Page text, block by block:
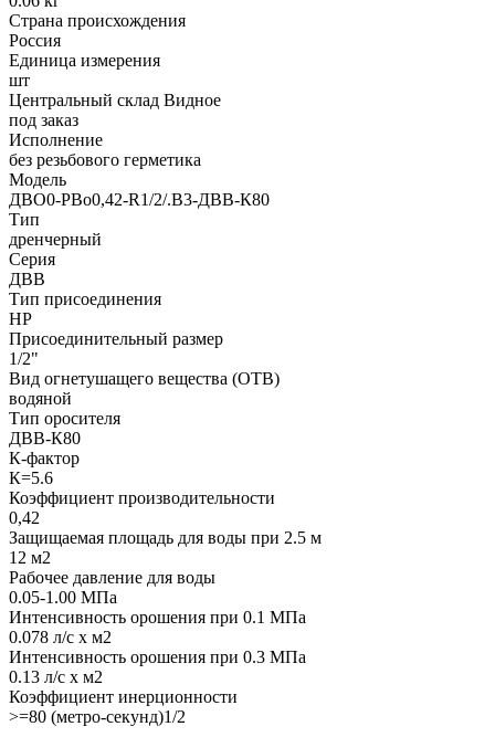
Страна происхождения
Россия
Единица измерения
шт
Центральный склад Видное
под заказ
Исполнение
без резьбового герметика
Модель
ДВО0-РВо0,42-R1/2/.В3-ДВВ-К80
Тип
дренчерный
Серия
ДВВ
Тип присоединения
НР
Присоединительный размер
1/2"
Вид огнетушащего вещества (ОТВ)
водяной
Тип оросителя
ДВВ-К80
К-фактор
К=5.6
Коэффициент производительности
0,42
Защищаемая площадь для воды при 2.5 м
12 м2
Рабочее давление для воды
0.05-1.00 МПа
Интенсивность орошения при 0.1 МПа
0.078 л/с х м2
Интенсивность орошения при 0.3 МПа
0.13 л/с х м2
Коэффициент инерционности
>=80 (метро-секунд)1/2